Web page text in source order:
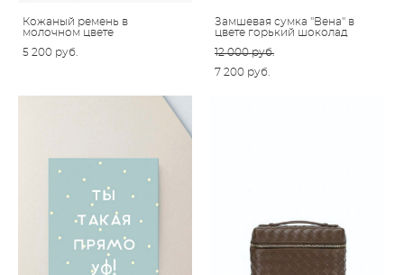
Кожаный ремень в
молочном цвете
5 200 pуб.
Замшевая сумка "Вена" в
цвете горький шоколад
12 000 pуб.
7 200 pуб.